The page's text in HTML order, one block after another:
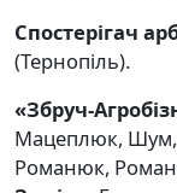
Спостерігач
(Тернопіль).
«Збруч-
Мацеплюк, Шум,
Романюк,